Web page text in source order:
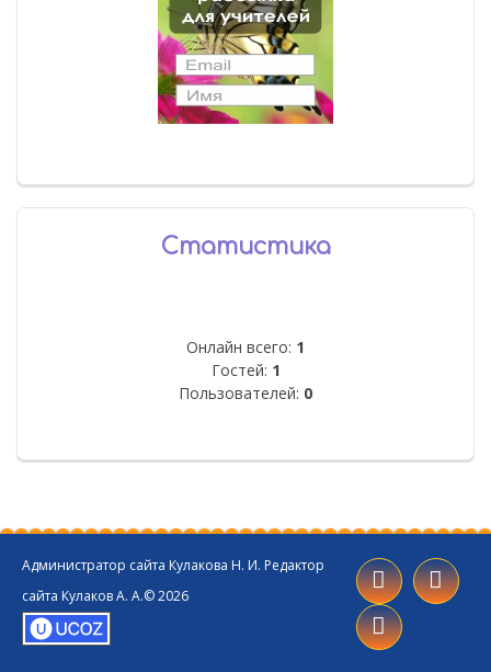
Статистика
Онлайн всего: 1
Гостей: 1
Пользователей: 0
Администратор сайта Кулакова Н. И. Редактор
сайта Кулаков А. А.© 2026